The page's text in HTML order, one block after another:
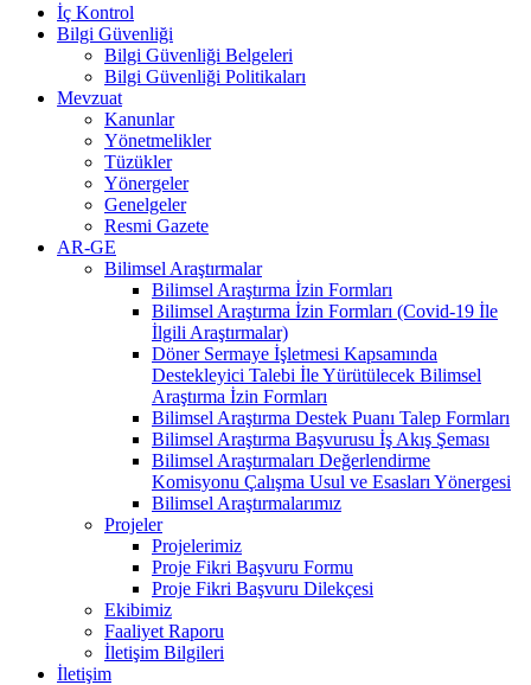
İç Kontrol
Bilgi Güvenliği
Bilgi Güvenliği Belgeleri
Bilgi Güvenliği Politikaları
Mevzuat
Kanunlar
Yönetmelikler
Tüzükler
Yönergeler
Genelgeler
Resmi Gazete
AR-GE
Bilimsel Araştırmalar
Bilimsel Araştırma İzin Formları
Bilimsel Araştırma İzin Formları (Covid-19 İle
İlgili Araştırmalar)
Döner Sermaye İşletmesi Kapsamında
Destekleyici Talebi İle Yürütülecek Bilimsel
Araştırma İzin Formları
Bilimsel Araştırma Destek Puanı Talep Formları
Bilimsel Araştırma Başvurusu İş Akış Şeması
Bilimsel Araştırmaları Değerlendirme
Komisyonu Çalışma Usul ve Esasları Yönergesi
Bilimsel Araştırmalarımız
Projeler
Projelerimiz
Proje Fikri Başvuru Formu
Proje Fikri Başvuru Dilekçesi
Ekibimiz
Faaliyet Raporu
İletişim Bilgileri
İletişim